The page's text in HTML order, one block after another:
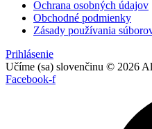
Ochrana osobných údajov
Obchodné podmienky
Zásady používania
Prihlásenie
Učíme (sa) slovenčinu © 2026
Facebook-f